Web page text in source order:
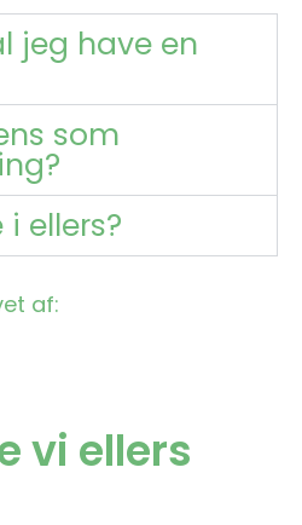
jeg have en
som
i ellers?
af:
vi ellers